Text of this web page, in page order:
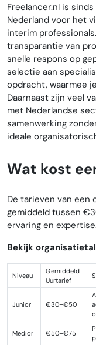
Freelancer.nl is
Nederland voor het
interim
transparantie van
snelle respons op
selectie aan
opdracht, waarmee
Daarnaast zijn veel
met Nederlandse
samenwerking
ideale
Wat kost
De tarieven van een
gemiddeld tussen
ervaring en
Bekijk
Niveau
Gemiddeld
Uurtarief
Junior €30–€50
Medior €50–€75